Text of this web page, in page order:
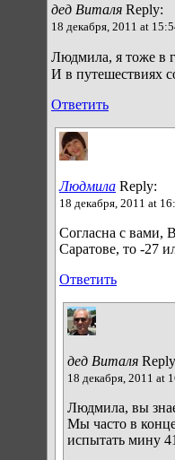
дед Виталя Reply:
18 декабря, 2011 at
Людмила, я тоже в
И в путешествиях
Ответить
Людмила Reply:
18 декабря, 2011 at
Согласна с вами,
Саратове, то -27
Ответить
дед Виталя
18 декабря, 2011 at
Людмила, вы
Мы часто в
испытать мину